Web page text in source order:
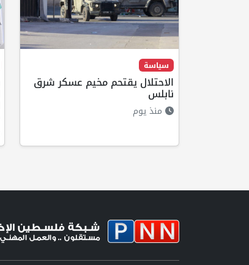
سياسة
الاحتلال يقتحم مخيم عسكر شرق
نابلس
منذ يوم